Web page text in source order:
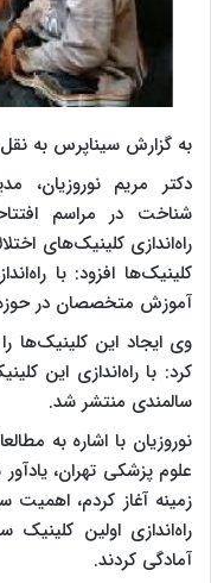
به گزارش سیناپرس به نقل
دکتر مریم نوروزیان،
شناخت در مراسم
راه‌اندازی کلینیک‌های
کلینیک‌ها افزود: با
آموزش متخصصان در حوزه
وی ایجاد این کلینیک‌ها
کرد: با راه‌اندازی این
سالمندی منتشر شد.
نوروزیان با اشاره به
زمینه آغاز کردم، اهمیت
راه‌اندازی اولین کلینیک‌
آمادگی کردند.